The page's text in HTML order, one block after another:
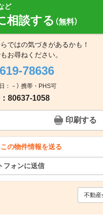
ど
相談する （無料）
ではの気づきがあるかも！
お尋ねください。
78636
：－） 携帯・PHS可
80637-1058
印刷する
の物件情報を送る
フォンに送信
不動産